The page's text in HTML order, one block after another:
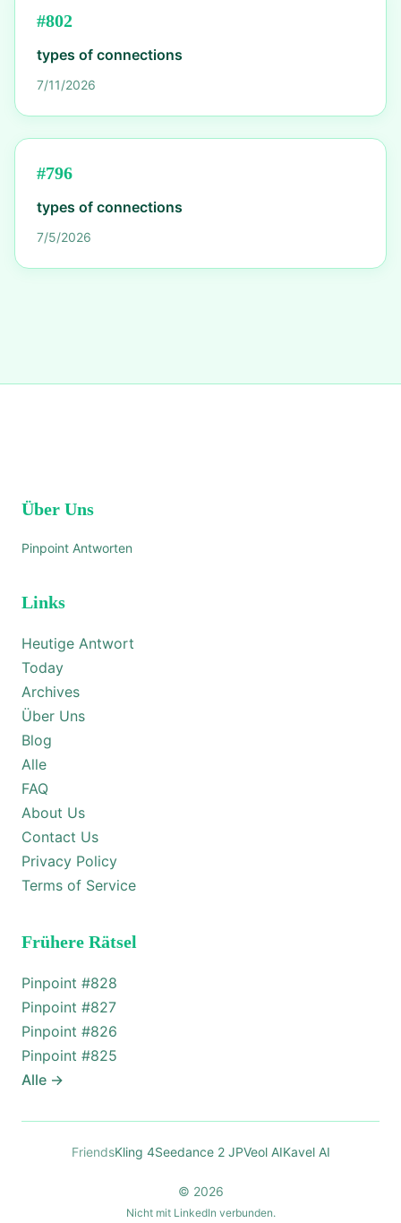
#802
types of connections
7/11/2026
#796
types of connections
7/5/2026
Über Uns
Pinpoint Antworten
Links
Heutige Antwort
Today
Archives
Über Uns
Blog
Alle
FAQ
About Us
Contact Us
Privacy Policy
Terms of Service
Frühere Rätsel
Pinpoint #828
Pinpoint #827
Pinpoint #826
Pinpoint #825
Alle →
FriendsKling 4Seedance 2 JPVeol AIKavel AI
© 2026
Nicht mit LinkedIn verbunden.